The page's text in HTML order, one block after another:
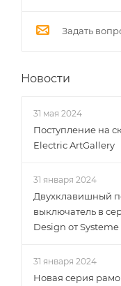
Задать
Новости
31 мая 2024
Поступление на
Electric ArtGallery
31 января 2024
Двухклавишный
выключатель в
Design от
31 января 2024
Новая серия